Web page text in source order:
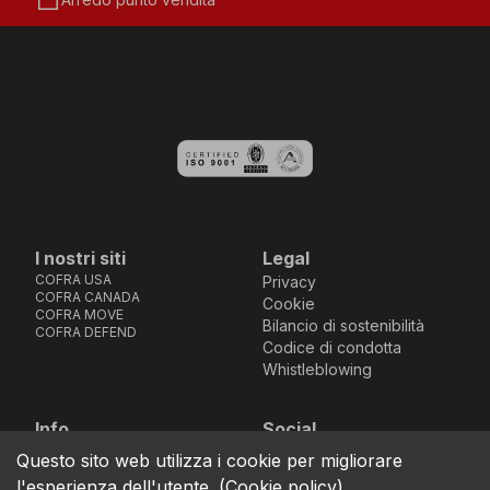
I nostri siti
COFRA USA
COFRA CANADA
COFRA MOVE
COFRA DEFEND
Legal
Privacy
Cookie
Bilancio di sostenibilità
Codice di condotta
Whistleblowing
Info
location_on
Via dell’Euro 53-57-59,
76121 Barletta - BT -
ITALIA
Social
Facebook
Instagram
Youtube
LinkedIn
Questo sito web utilizza i cookie per migliorare